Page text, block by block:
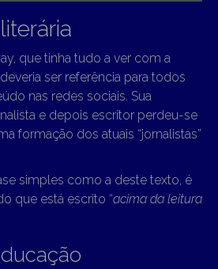
que tinha tudo a ver com a
deveria ser referência para todos
nas redes sociais. Sua
e depois escritor perdeu-se
formação dos atuais “jornalistas”
simples como a deste texto, é
que está escrito “acima da leitura